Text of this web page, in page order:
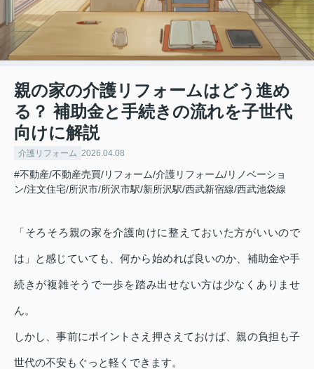
親の家の介護リフォームはどう進め
る？ 補助金と手続きの流れを子世代
向けに解説
介護リフォーム 2026.04.08
#不動産/不動産売買/リフォーム/介護リフォーム/リノベーショ
ン/注文住宅/所沢市/所沢市駅/新所沢駅/西武新宿線/西武池袋線
「そろそろ親の家を介護向けに整えておいた方がいいので
は」と感じていても、何から始めれば良いのか、補助金や手
続きが複雑そうで一歩を踏み出せない方は少なくありませ
ん。
しかし、事前にポイントさえ押さえておけば、親の負担も子
世代の不安もぐっと軽くできます。